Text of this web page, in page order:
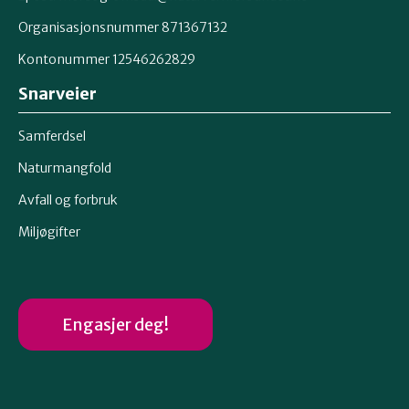
Organisasjonsnummer 871367132
Kontonummer 12546262829
Snarveier
Samferdsel
Naturmangfold
Avfall og forbruk
Miljøgifter
Engasjer deg!